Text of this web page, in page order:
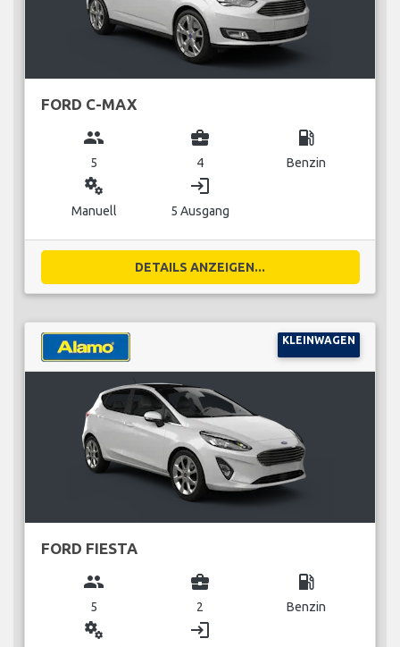
FORD C-MAX
group
5
business_center
4
local_gas_station
Benzin
miscellaneous_services
Manuell
login
5 Ausgang
DETAILS ANZEIGEN...
KLEINWAGEN
FORD FIESTA
group
5
business_center
2
local_gas_station
Benzin
miscellaneous_services login